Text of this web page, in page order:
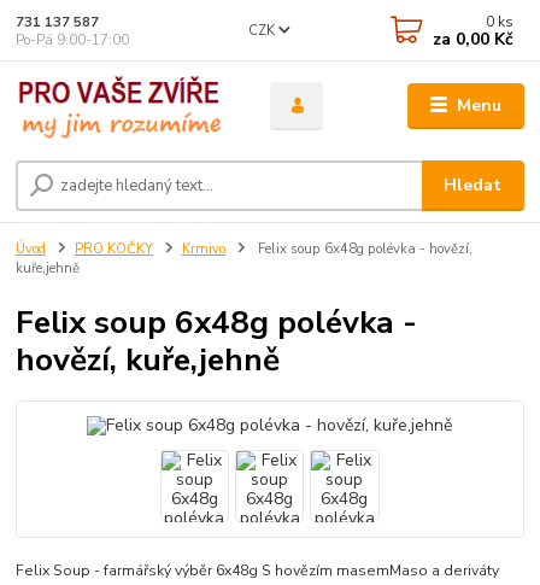
Menu
CZK
Hledat
731 137 587
Po-Pá 9:00-17:00
0 ks
za 0,00 Kč
Úvod PRO KOČKY Krmivo
Felix soup 6x48g polévka - hovězí,
kuře,jehně
Felix soup 6x48g polévka -
hovězí, kuře,jehně
Felix Soup - farmářský výběr 6x48g S hovězím masemMaso a deriváty